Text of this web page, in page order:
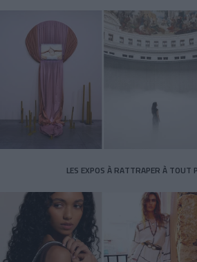
LES EXPOS À RATTRAPER À TOUT